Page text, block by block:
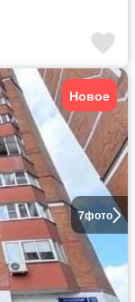
7фото
Новое